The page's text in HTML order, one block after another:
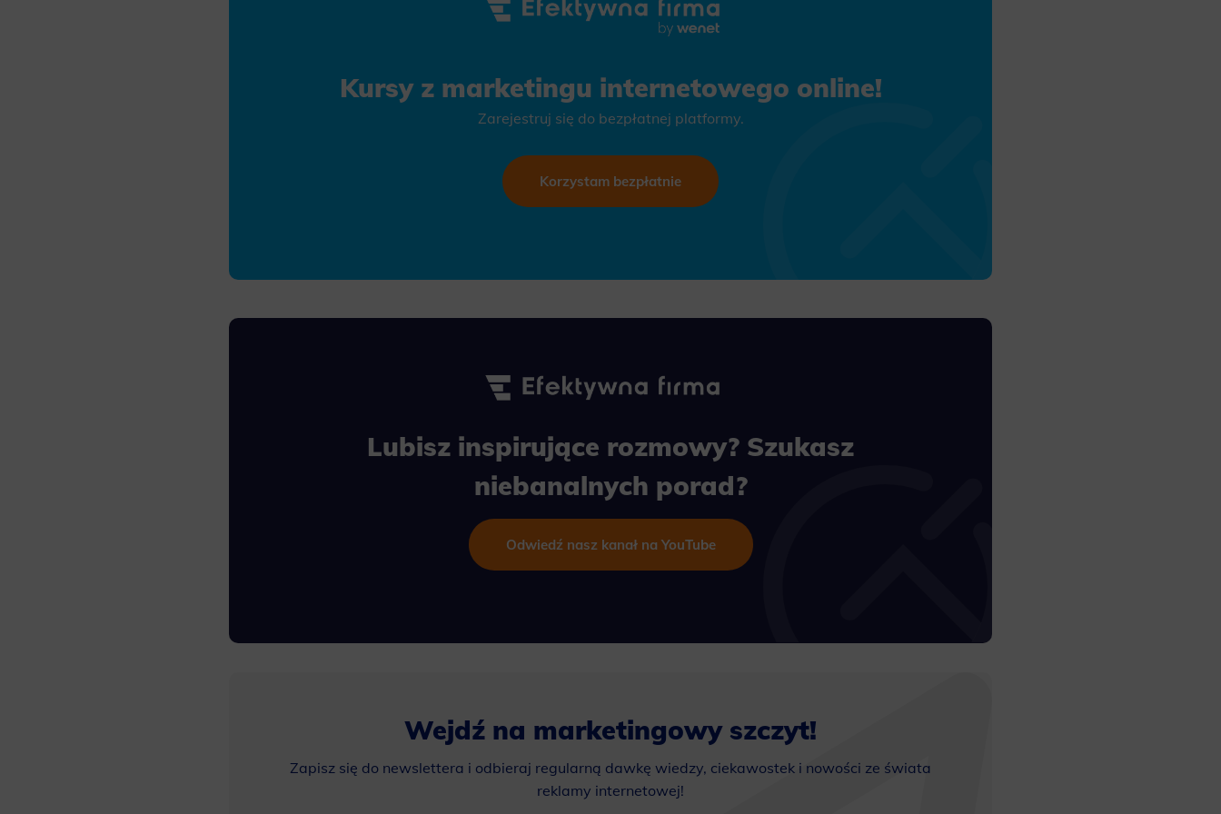
Scripts and data used to collect information to analyze site traffic and how users use the site, how they came to the site, and to
providing him or her with the marketing, advertising and retargeting content deemed most appropriate.
Kursy z marketingu internetowego online!
Zarejestruj się do bezpłatnej platformy.
Korzystam bezpłatnie
Lubisz inspirujące rozmowy? Szukasz
niebanalnych porad?
Odwiedź nasz kanał na YouTube
Wejdź na marketingowy szczyt!
Zapisz się do newslettera i odbieraj regularną dawkę wiedzy, ciekawostek i nowości ze świata
reklamy internetowej!